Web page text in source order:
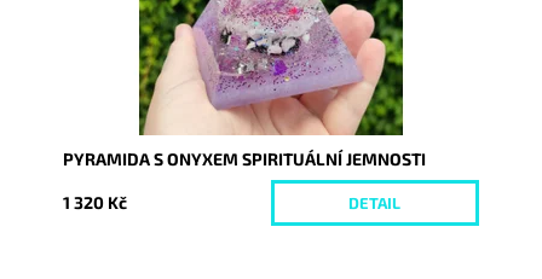
PYRAMIDA S ONYXEM SPIRITUÁLNÍ JEMNOSTI
1 320 Kč DETAIL